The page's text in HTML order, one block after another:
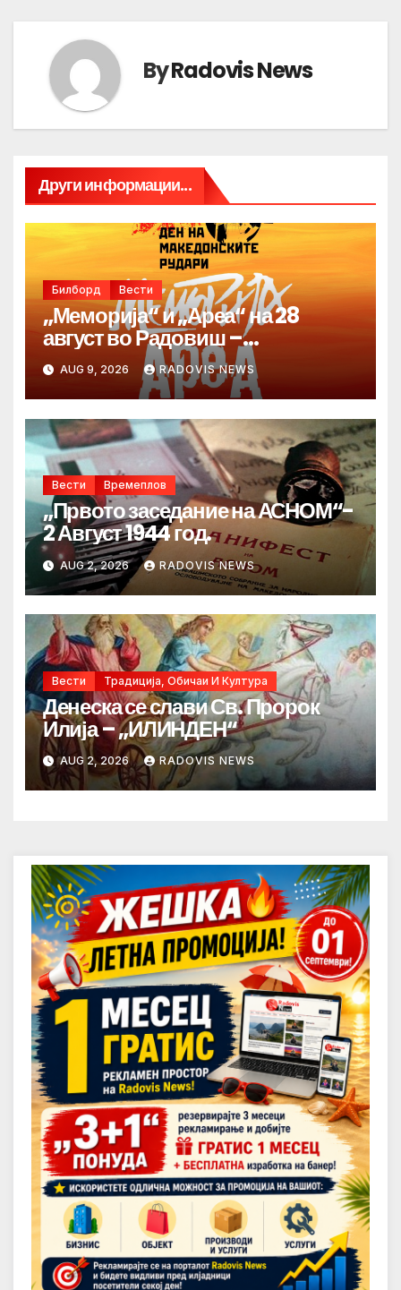
ByRadovis News
Други информации...
Билборд Вести
„Меморија“ и „Ареа“ на 28
август во Радовиш –
продолжува традицијата за
Денот на македонските рудари
AUG 9, 2026 RADOVIS NEWS
Вести Времеплов
„Првото заседание на АСНОМ“-
2 Август 1944 год.
AUG 2, 2026 RADOVIS NEWS
Вести Традиција, Обичаи И Култура
Денеска се слави Св. Пророк
Илија – „ИЛИНДЕН“
AUG 2, 2026 RADOVIS NEWS